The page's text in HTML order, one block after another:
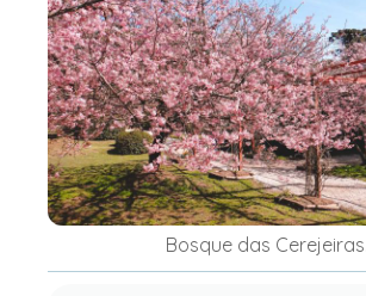
Bosque das Cerejeiras.